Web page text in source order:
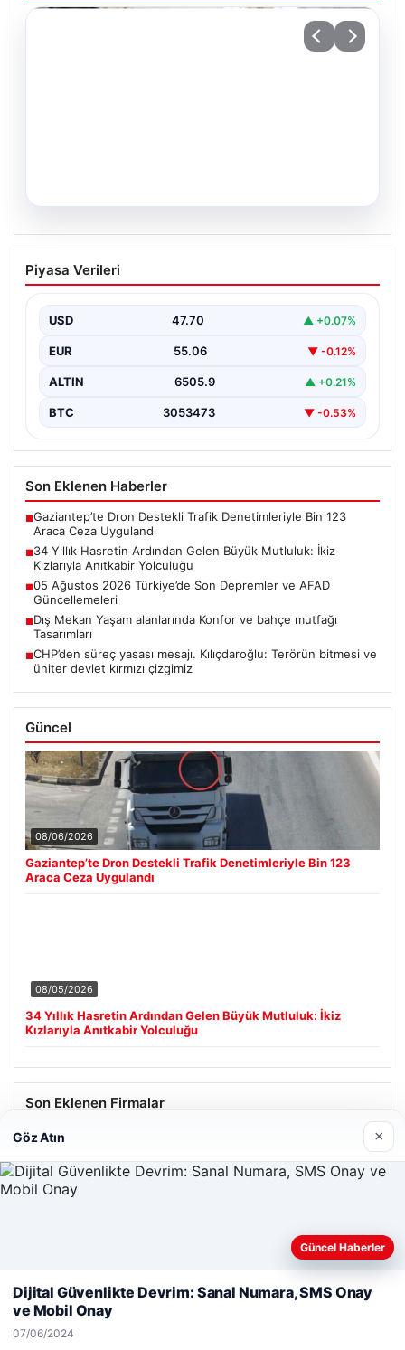
05.08.2026
34 Yıllık Hasretin Ardından Gelen
Büyük Mutluluk: İkiz Kızlarıyla Anıtkabir
Adıyaman’da hayatlarını sürdüren Abuzer ve Zeynep
Piyasa Verileri
USD 47.70 ▲ +0.07%
EUR 55.06 ▼ -0.12%
ALTIN 6505.9 ▲ +0.21%
BTC 3053473 ▼ -0.53%
Son Eklenen Haberler
■Gaziantep’te Dron Destekli Trafik Denetimleriyle Bin 123
Araca Ceza Uygulandı
■34 Yıllık Hasretin Ardından Gelen Büyük Mutluluk: İkiz
Kızlarıyla Anıtkabir Yolculuğu
■05 Ağustos 2026 Türkiye’de Son Depremler ve AFAD
Güncellemeleri
■Dış Mekan Yaşam alanlarında Konfor ve bahçe mutfağı
Tasarımları
■CHP’den süreç yasası mesajı. Kılıçdaroğlu: Terörün bitmesi ve
üniter devlet kırmızı çizgimiz
Güncel
08/06/2026
Gaziantep’te Dron Destekli Trafik Denetimleriyle Bin 123
Araca Ceza Uygulandı
08/05/2026
34 Yıllık Hasretin Ardından Gelen Büyük Mutluluk: İkiz
Kızlarıyla Anıtkabir Yolculuğu
Son Eklenen Firmalar
Hastaş Beton
05/26/2026
© 2026 Tatil Gez – Güncel – Gezilecek Yerler
Web sitemizi nasıl kullandığınızı daha iyi anlayabilmek,
kullanıyoruz.Çerez Politikamız
Göz Atın ×
Güncel Haberler
Dijital Güvenlikte Devrim: Sanal Numara, SMS Onay
ve Mobil Onay
07/06/2024
Tercüme Bürosu